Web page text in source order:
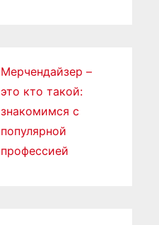
Мерчендайзер –
это кто такой:
знакомимся с
популярной
профессией